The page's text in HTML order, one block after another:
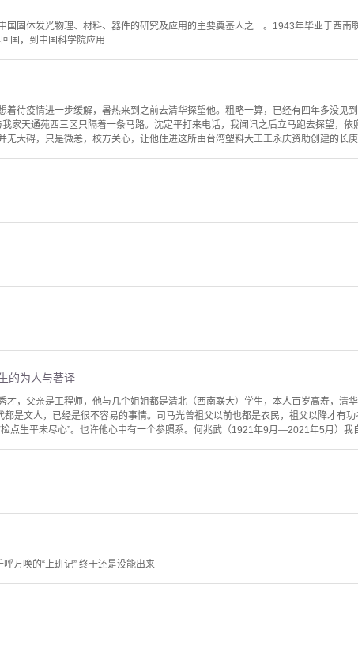
固体发光物理、材料、器件的研究及应用的主要奠基人之一。1943年毕业于西南
国，到中国科学院应用...
着待疫情进一步缓解，暑热来到之前去清华探望他。粗略一算，已经有四年多没见
家天通苑西三区只隔着一条马路。沈定平打来电话，我闻讯之后立马跑去探望，依
大碍，只是微恙，校方关心，让他住进这所由台湾塑料大王王永庆资助创建的长庚
的为人与著译
才，父亲是工程师，他与几个姐姐都是清北（西南联大）学生，本人百岁高寿，清
是文人，已经是很不容易的事情。司马光曾祖父以前也都是农民，祖父以降才有
点生平未尽心”。也许他心中有一个参照系。何兆武（1921年9月—2021年5月）我
万唤的“上班记” 终于还是没能出来